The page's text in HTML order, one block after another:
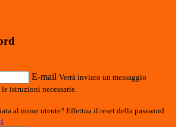
E-mail Verrà inviato un messaggio
istruzioni necessarie.
al nome utente? Effettua il reset della password